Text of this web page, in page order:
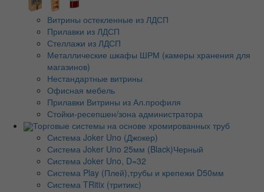
Витрины остекленные из ЛДСП
Прилавки из ЛДСП
Стеллажи из ЛДСП
Металлические шкафы ШРМ (камеры хранения для
магазинов)
Нестандартные витрины
Офисная мебель
Прилавки Витрины из Ал.профиля
Стойки-ресепшен/зона администратора
Торговые системы на основе хромированных труб
Система Joker Uno (Джокер)
Система Joker Uno 25мм (Black)Черный
Система Joker Uno, D=32
Система Play (Плей),трубы и крепежи D50мм
Система TRitix (тритикс)